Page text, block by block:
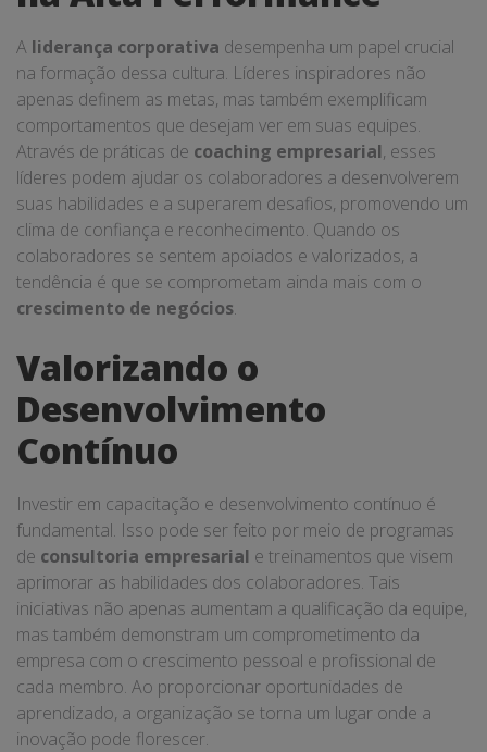
A liderança corporativa desempenha um papel crucial
na formação dessa cultura. Líderes inspiradores não
apenas definem as metas, mas também exemplificam
comportamentos que desejam ver em suas equipes.
Através de práticas de coaching empresarial, esses
líderes podem ajudar os colaboradores a desenvolverem
suas habilidades e a superarem desafios, promovendo um
clima de confiança e reconhecimento. Quando os
colaboradores se sentem apoiados e valorizados, a
tendência é que se comprometam ainda mais com o
crescimento de negócios.
Valorizando o
Desenvolvimento
Contínuo
Investir em capacitação e desenvolvimento contínuo é
fundamental. Isso pode ser feito por meio de programas
de consultoria empresarial e treinamentos que visem
aprimorar as habilidades dos colaboradores. Tais
iniciativas não apenas aumentam a qualificação da equipe,
mas também demonstram um comprometimento da
empresa com o crescimento pessoal e profissional de
cada membro. Ao proporcionar oportunidades de
aprendizado, a organização se torna um lugar onde a
inovação pode florescer.